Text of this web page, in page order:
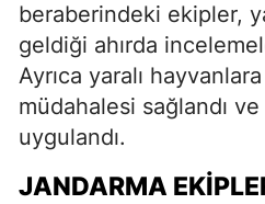
beraberindeki ekipler,
geldiği ahırda
Ayrıca yaralı
müdahalesi sağlandı
uygulandı.
JANDARMA